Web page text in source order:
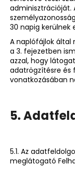
adminisztrációját.
30 napig kerülnek
A naplófájlok
a 3. fejezetben
azzal, hogy
adatrögzítésre és
vonatkozásában
5.
5.1. Az
meglátogató